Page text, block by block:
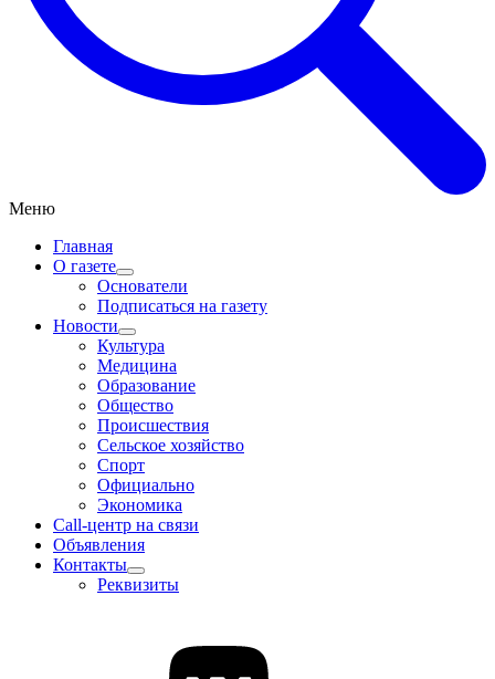
Меню
Главная
О газете
Основатели
Подписаться на газету
Новости
Культура
Медицина
Образование
Общество
Происшествия
Сельское хозяйство
Спорт
Официально
Экономика
Call-центр на связи
Объявления
Контакты
Реквизиты